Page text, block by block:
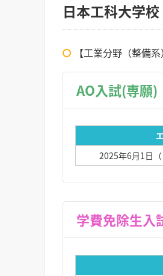
日本工科大学校
【工業分野（整備
2025年6月1日（